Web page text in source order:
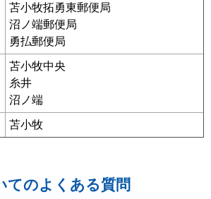
苫小牧拓勇東郵便局
沼ノ端郵便局
勇払郵便局
苫小牧中央
糸井
沼ノ端
苫小牧
てのよくある質問